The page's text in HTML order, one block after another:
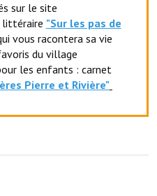
pompiers volontaires
sur le site
littéraire "Sur les pas de
vous racontera sa vie
du village
les enfants : carnet
Pierre et Rivière"